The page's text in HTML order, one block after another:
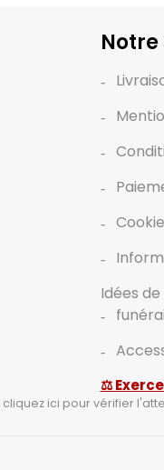
Notre
Idées
⚖
cliquez ici pour vérifier